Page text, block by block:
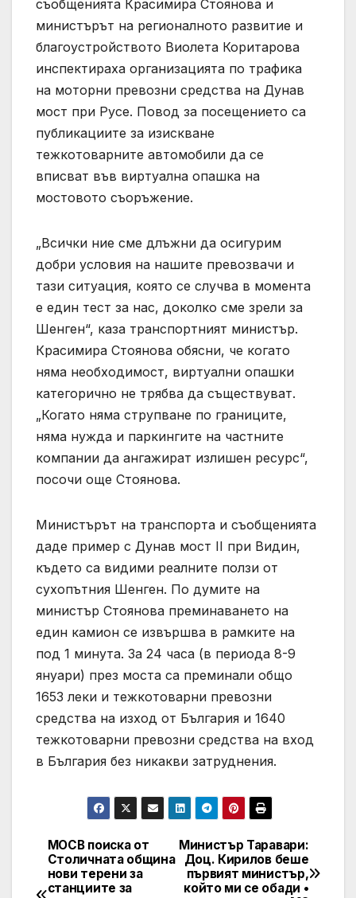
съобщенията Красимира Стоянова и
министърът на регионалното развитие и
благоустройството Виолета Коритарова
инспектираха организацията по трафика
на моторни превозни средства на Дунав
мост при Русе. Повод за посещението са
публикациите за изискване
тежкотоварните автомобили да се
вписват във виртуална опашка на
мостовото съоръжение.
„Всички ние сме длъжни да осигурим
добри условия на нашите превозвачи и
тази ситуация, която се случва в момента
е един тест за нас, доколко сме зрели за
Шенген“, каза транспортният министър.
Красимира Стоянова обясни, че когато
няма необходимост, виртуални опашки
категорично не трябва да съществуват.
„Когато няма струпване по границите,
няма нужда и паркингите на частните
компании да ангажират излишен ресурс“,
посочи още Стоянова.
Министърът на транспорта и съобщенията
даде пример с Дунав мост II при Видин,
където са видими реалните ползи от
сухопътния Шенген. По думите на
министър Стоянова преминаването на
един камион се извършва в рамките на
под 1 минута. За 24 часа (в периода 8-9
януари) през моста са преминали общо
1653 леки и тежкотоварни превозни
средства на изход от България и 1640
тежкотоварни превозни средства на вход
в България без никакви затруднения.
Post
navigation
Министър Таравари:
Доц. Кирилов беше
първият министър,
който ми се обади •
МОСВ поиска от
Столичната община
нови терени за
станциите за